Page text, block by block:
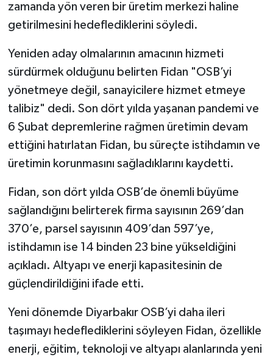
zamanda yön veren bir üretim merkezi haline
getirilmesini hedeflediklerini söyledi.
Yeniden aday olmalarının amacının hizmeti
sürdürmek olduğunu belirten Fidan "OSB’yi
yönetmeye değil, sanayicilere hizmet etmeye
talibiz" dedi. Son dört yılda yaşanan pandemi ve
6 Şubat depremlerine rağmen üretimin devam
ettiğini hatırlatan Fidan, bu süreçte istihdamın ve
üretimin korunmasını sağladıklarını kaydetti.
Fidan, son dört yılda OSB’de önemli büyüme
sağlandığını belirterek firma sayısının 269’dan
370’e, parsel sayısının 409’dan 597’ye,
istihdamın ise 14 binden 23 bine yükseldiğini
açıkladı. Altyapı ve enerji kapasitesinin de
güçlendirildiğini ifade etti.
Yeni dönemde Diyarbakır OSB’yi daha ileri
taşımayı hedeflediklerini söyleyen Fidan, özellikle
enerji, eğitim, teknoloji ve altyapı alanlarında yeni